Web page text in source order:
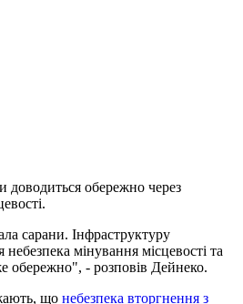
доводиться обережно через
сарани. Інфраструктуру
мінування місцевості та
обережно", - розповів Дейнеко.
що небезпека вторгнення з